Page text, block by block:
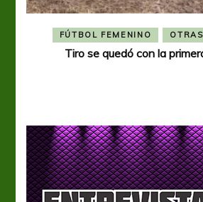
FÚTBOL FEMENINO
Tiro se quedó con la